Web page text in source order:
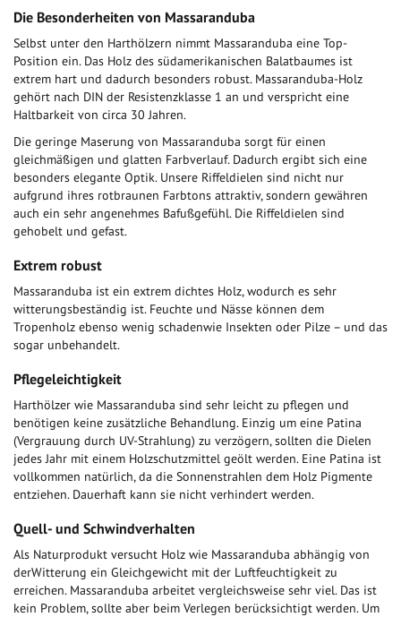
Die Besonderheiten von Massaranduba
Selbst unter den Harthölzern nimmt Massaranduba eine Top-
Position ein. Das Holz des südamerikanischen Balatbaumes ist
extrem hart und dadurch besonders robust. Massaranduba-Holz
gehört nach DIN der Resistenzklasse 1 an und verspricht eine
Haltbarkeit von circa 30 Jahren.
Die geringe Maserung von Massaranduba sorgt für einen
gleichmäßigen und glatten Farbverlauf. Dadurch ergibt sich eine
besonders elegante Optik. Unsere Riffeldielen sind nicht nur
aufgrund ihres rotbraunen Farbtons attraktiv, sondern gewähren
auch ein sehr angenehmes Bafußgefühl. Die Riffeldielen sind
gehobelt und gefast.
Extrem robust
Massaranduba ist ein extrem dichtes Holz, wodurch es sehr
witterungsbeständig ist. Feuchte und Nässe können dem
Tropenholz ebenso wenig schadenwie Insekten oder Pilze – und das
sogar unbehandelt.
Pflegeleichtigkeit
Harthölzer wie Massaranduba sind sehr leicht zu pflegen und
benötigen keine zusätzliche Behandlung. Einzig um eine Patina
(Vergrauung durch UV-Strahlung) zu verzögern, sollten die Dielen
jedes Jahr mit einem Holzschutzmittel geölt werden. Eine Patina ist
vollkommen natürlich, da die Sonnenstrahlen dem Holz Pigmente
entziehen. Dauerhaft kann sie nicht verhindert werden.
Quell- und Schwindverhalten
Als Naturprodukt versucht Holz wie Massaranduba abhängig von
derWitterung ein Gleichgewicht mit der Luftfeuchtigkeit zu
erreichen. Massaranduba arbeitet vergleichsweise sehr viel. Das ist
kein Problem, sollte aber beim Verlegen berücksichtigt werden. Um